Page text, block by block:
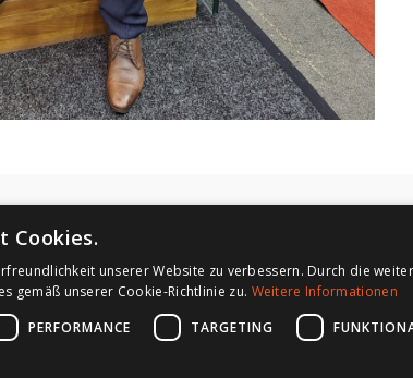
SWN Moravia, s.r.o.
Prager Straße 80-86
1210 Wien
Cookies.
unserer Website zu verbessern. Durch die
gemäß unserer Cookie-Richtlinie zu. Weitere Informationen
PERFORMANCE TARGETING